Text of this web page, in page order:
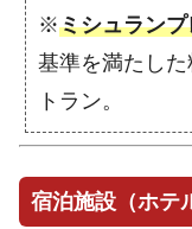
※ミシュラン
基準を満たし
トラン。
宿泊施設（ホテ